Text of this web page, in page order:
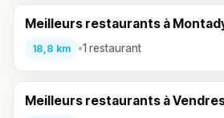
Meilleurs restaurants à
18,8 km •1 restaurant
Meilleurs restaurants à